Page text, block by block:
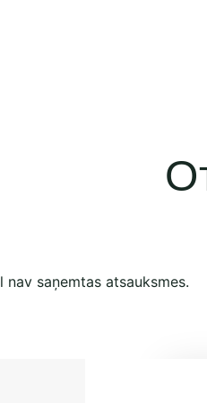
saņemtas atsauksmes.